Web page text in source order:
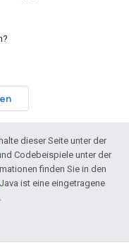
dieser Seite unter der
Codebeispiele unter der
finden Sie in den
ist eine eingetragene